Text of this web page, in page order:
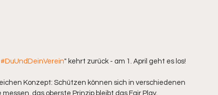
#DuUndDeinVerein" kehrt zurück - am 1. April geht es los!
Konzept: Schützen können sich in verschiedenen
das oberste Prinzip bleibt das Fair Play.